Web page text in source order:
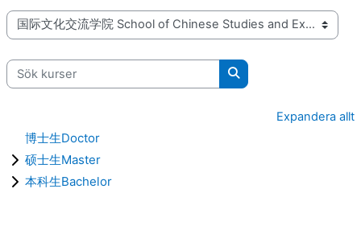
Kurskategorier
Sök kurser
Sök kurser
Expandera allt
博士生Doctor
硕士生Master
本科生Bachelor